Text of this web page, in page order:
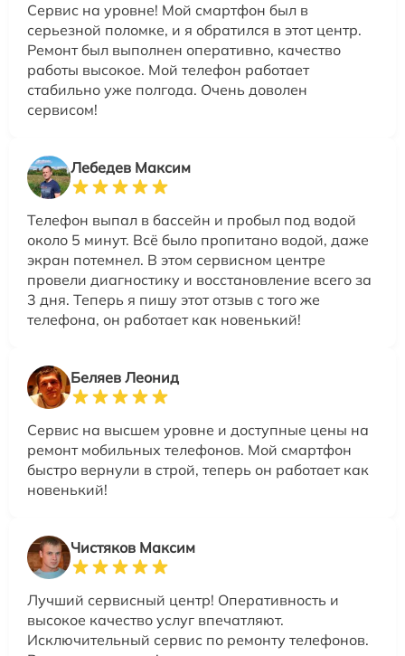
Сервис на уровне! Мой смартфон был в
серьезной поломке, и я обратился в этот центр.
Ремонт был выполнен оперативно, качество
работы высокое. Мой телефон работает
стабильно уже полгода. Очень доволен
сервисом!
Лебедев Максим
Телефон выпал в бассейн и пробыл под водой
около 5 минут. Всё было пропитано водой, даже
экран потемнел. В этом сервисном центре
провели диагностику и восстановление всего за
3 дня. Теперь я пишу этот отзыв с того же
телефона, он работает как новенький!
Беляев Леонид
Сервис на высшем уровне и доступные цены на
ремонт мобильных телефонов. Мой смартфон
быстро вернули в строй, теперь он работает как
новенький!
Чистяков Максим
Лучший сервисный центр! Оперативность и
высокое качество услуг впечатляют.
Исключительный сервис по ремонту телефонов.